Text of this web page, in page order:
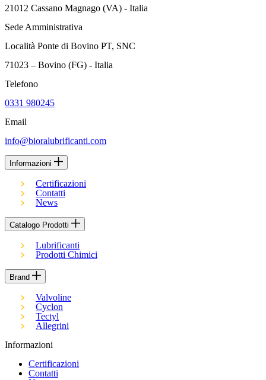
21012 Cassano Magnago (VA) - Italia
Sede Amministrativa
Località Ponte di Bovino PT, SNC
71023 – Bovino (FG) - Italia
Telefono
0331 980245
Email
info@bioralubrificanti.com
Informazioni
Certificazioni
Contatti
News
Catalogo Prodotti
Lubrificanti
Prodotti Chimici
Brand
Valvoline
Cyclon
Tectyl
Allegrini
Informazioni
Certificazioni
Contatti